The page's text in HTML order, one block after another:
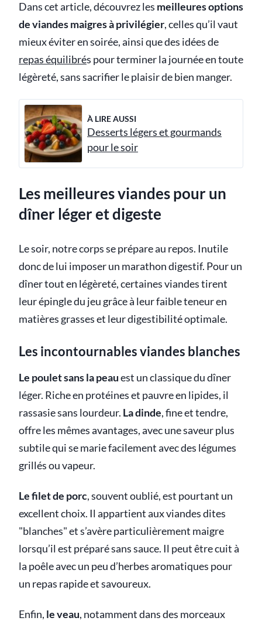
Dans cet article, découvrez les meilleures options
de viandes maigres à privilégier, celles qu’il vaut
mieux éviter en soirée, ainsi que des idées de
repas équilibrés pour terminer la journée en toute
légèreté, sans sacrifier le plaisir de bien manger.
À LIRE AUSSI
Desserts légers et gourmands
pour le soir
Les meilleures viandes pour un
dîner léger et digeste
Le soir, notre corps se prépare au repos. Inutile
donc de lui imposer un marathon digestif. Pour un
dîner tout en légèreté, certaines viandes tirent
leur épingle du jeu grâce à leur faible teneur en
matières grasses et leur digestibilité optimale.
Les incontournables viandes blanches
Le poulet sans la peauest un classique du dîner
léger. Riche en protéines et pauvre en lipides, il
rassasie sans lourdeur. La dinde, fine et tendre,
offre les mêmes avantages, avec une saveur plus
subtile qui se marie facilement avec des légumes
grillés ou vapeur.
Le filet de porc, souvent oublié, est pourtant un
excellent choix. Il appartient aux viandes dites
"blanches" et s’avère particulièrement maigre
lorsqu’il est préparé sans sauce. Il peut être cuit à
la poêle avec un peu d’herbes aromatiques pour
un repas rapide et savoureux.
Enfin, le veau, notamment dans des morceaux